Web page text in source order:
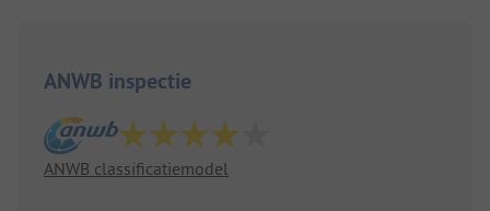
ANWB inspectie
ANWB classificatiemodel